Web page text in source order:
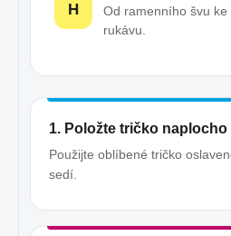
H
Od ramenního švu
rukávu.
1. Položte tričko naplocho
Použijte oblíbené tričko
sedí.